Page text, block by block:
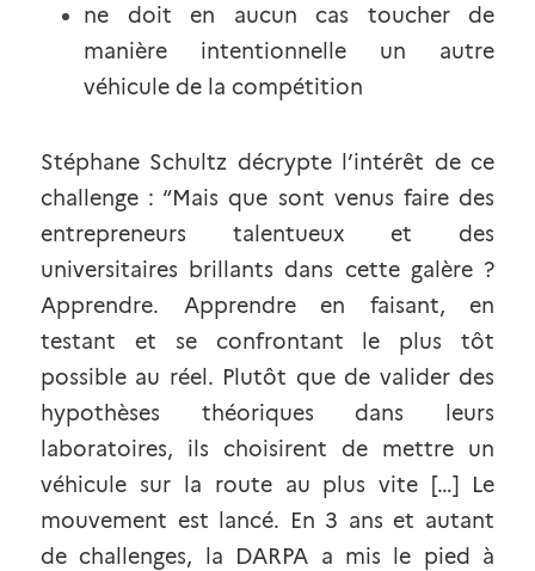
ne doit en aucun cas toucher de
manière intentionnelle un autre
véhicule de la compétition
Stéphane Schultz décrypte
l’intérêt de ce
challenge : “Mais que sont venus faire des
entrepreneurs talentueux et des
universitaires brillants dans cette galère ?
Apprendre. Apprendre en faisant, en
testant et se confrontant le plus tôt
possible au réel. Plutôt que de valider des
hypothèses théoriques dans leurs
laboratoires, ils choisirent de mettre un
véhicule sur la route au plus vite […] Le
mouvement est lancé. En 3 ans et autant
de challenges, la DARPA a mis le pied à